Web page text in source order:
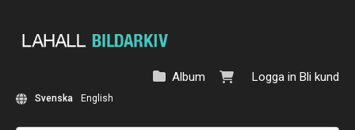
Logga in Bli kund
Album
Svenska English